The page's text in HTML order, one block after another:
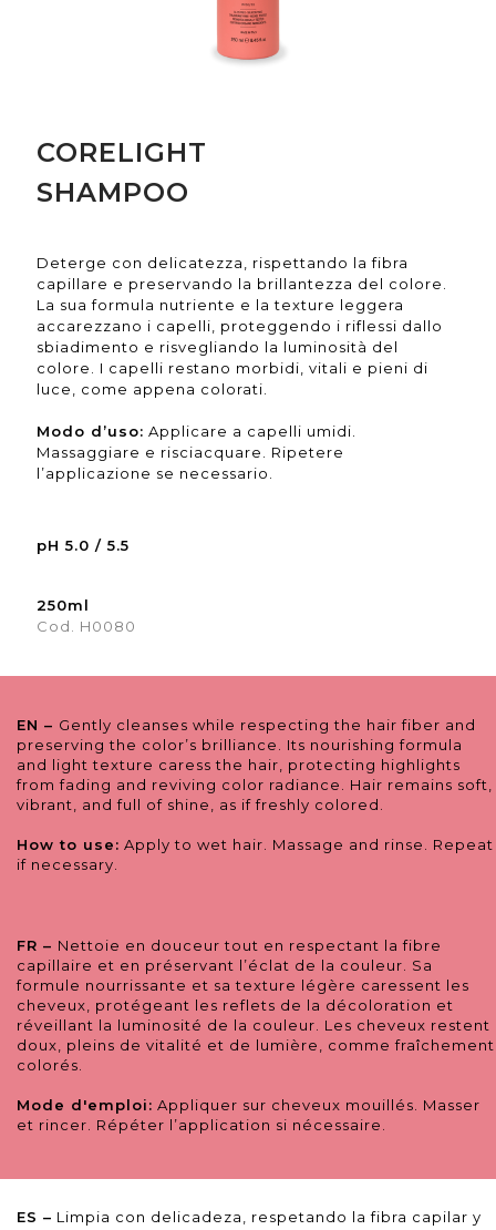
CORELIGHT
SHAMPOO
Deterge con delicatezza, rispettando la fibra
capillare e preservando la brillantezza del colore.
La sua formula nutriente e la texture leggera
accarezzano i capelli, proteggendo i riflessi dallo
sbiadimento e risvegliando la luminosità del
colore. I capelli restano morbidi, vitali e pieni di
luce, come appena colorati.
Modo d’uso: Applicare a capelli umidi.
Massaggiare e risciacquare. Ripetere
l’applicazione se necessario.
pH 5.0 / 5.5
250ml
Cod. H0080
EN – Gently cleanses while respecting the hair fiber and
preserving the color’s brilliance. Its nourishing formula
and light texture caress the hair, protecting highlights
from fading and reviving color radiance. Hair remains soft,
vibrant, and full of shine, as if freshly colored.
How to use: Apply to wet hair. Massage and rinse. Repeat
if necessary.
FR – Nettoie en douceur tout en respectant la fibre
capillaire et en préservant l’éclat de la couleur. Sa
formule nourrissante et sa texture légère caressent les
cheveux, protégeant les reflets de la décoloration et
réveillant la luminosité de la couleur. Les cheveux restent
doux, pleins de vitalité et de lumière, comme fraîchement
colorés.
Mode d'emploi: Appliquer sur cheveux mouillés. Masser
et rincer. Répéter l’application si nécessaire.
ES – Limpia con delicadeza, respetando la fibra capilar y